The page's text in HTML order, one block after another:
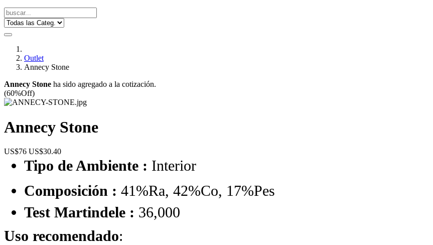
Outlet
Annecy Stone
Annecy Stone ha sido agregado a la cotización.
(60%Off)
Annecy Stone
US$76 US$30.40
Tipo de Ambiente : Interior
Composición : 41%Ra, 42%Co, 17%Pes
Test Martindele : 36,000
Uso recomendado: